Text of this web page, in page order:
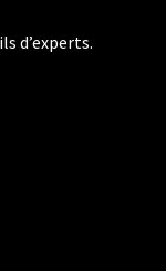
d’experts.